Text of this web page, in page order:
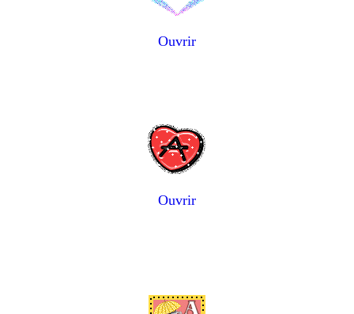
Ouvrir
Ouvrir